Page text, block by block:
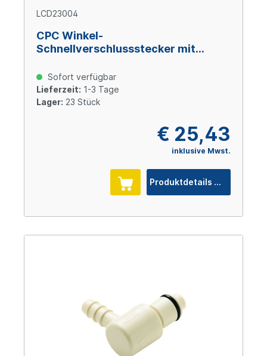
LCD23004
CPC Winkel-
Schnellverschlussstecker mit
Messing verchromt
Sofort verfügbar
Lieferzeit: 1-3 Tage
Lager: 23 Stück
€ 25,43
inklusive Mwst.
Produktdetails